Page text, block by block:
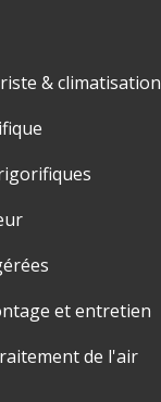
& climatisation
et entretien
de l'air